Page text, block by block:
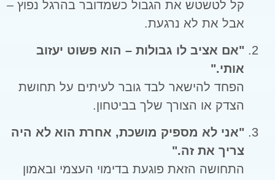
קל לטשטש את הגבול כשמדובר בהרגל נפוץ –
אבל את לא נרגעת.
"אם אציב לו גבולות – הוא פשוט יעזוב
אותי."
הפחד להישאר לבד גובר לעיתים על תחושת
הצדק או הצורך שלך בביטחון.
"אני לא מספיק מושכת, אחרת הוא לא היה
צריך את זה."
התחושה הזאת פוגעת בדימוי העצמי ובאמון